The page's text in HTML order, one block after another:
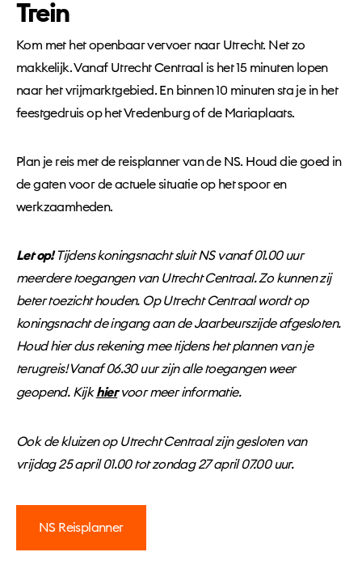
Trein
Kom met het openbaar vervoer naar Utrecht. Net zo
makkelijk. Vanaf Utrecht Centraal is het 15 minuten lopen
naar het vrijmarktgebied. En binnen 10 minuten sta je in het
feestgedruis op het Vredenburg of de Mariaplaats.
Plan je reis met de reisplanner van de NS. Houd die goed in
de gaten voor de actuele situatie op het spoor en
werkzaamheden.
Let op!Tijdens koningsnacht sluit NS vanaf 01.00 uur
meerdere toegangen van Utrecht Centraal. Zo kunnen zij
beter toezicht houden. Op Utrecht Centraal wordt op
koningsnacht de ingang aan de Jaarbeurszijde afgesloten.
Houd hier dus rekening mee tijdens het plannen van je
terugreis! Vanaf 06.30 uur zijn alle toegangen weer
geopend. Kijkhiervoor meer informatie.
Ook de kluizen op Utrecht Centraal zijn gesloten van
vrijdag 25 april 01.00 tot zondag 27 april 07.00 uur.
NS Reisplanner